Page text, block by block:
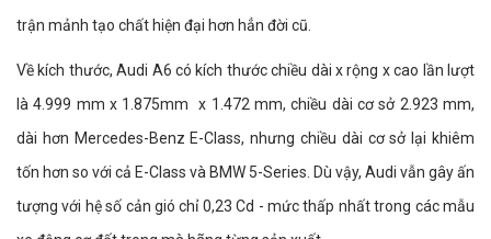
trận mảnh tạo chất hiện đại hơn hẳn đời cũ.
Về kích thước, Audi A6 có kích thước chiều dài x rộng x cao lần lượt
là 4.999 mm x 1.875mm x 1.472 mm, chiều dài cơ sở 2.923 mm,
dài hơn Mercedes-Benz E-Class, nhưng chiều dài cơ sở lại khiêm
tốn hơn so với cả E-Class và BMW 5-Series. Dù vậy, Audi vẫn gây ấn
tượng với hệ số cản gió chỉ 0,23 Cd - mức thấp nhất trong các mẫu